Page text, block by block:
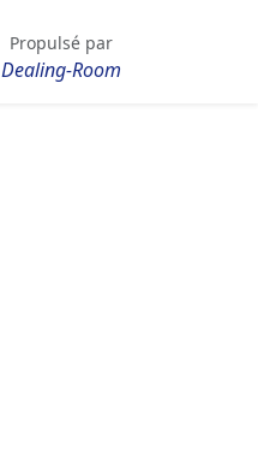
Propulsé par
Dealing-Room